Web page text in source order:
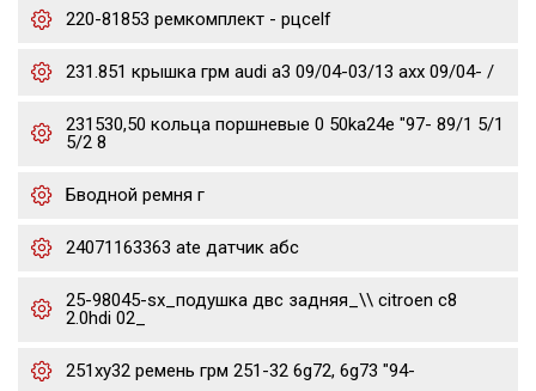
220-81853 ремкомплект - рцсelf
231.851 крышка грм audi a3 09/04-03/13 axx 09/04- /
231530,50 кольца поршневые 0 50ka24e "97- 89/1 5/1
5/2 8
Бводной ремня г
24071163363 ate датчик абс
25-98045-sx_подушка двс задняя_\\ citroen c8
2.0hdi 02_
251xy32 ремень грм 251-32 6g72, 6g73 "94-